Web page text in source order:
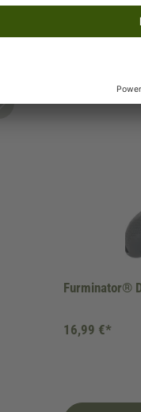
Furminator®
16,99 €*